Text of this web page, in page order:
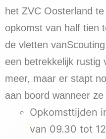
het ZVC Oosterland
opkomst van half tien
de vletten
een betrekkelijk rustig
meer, maar er stapt
aan boord wanneer
Opkomsttijden
van 09.30 tot